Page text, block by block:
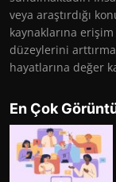
veya araştırdığı
kaynaklarına
düzeylerini
hayatlarına değer
En Çok